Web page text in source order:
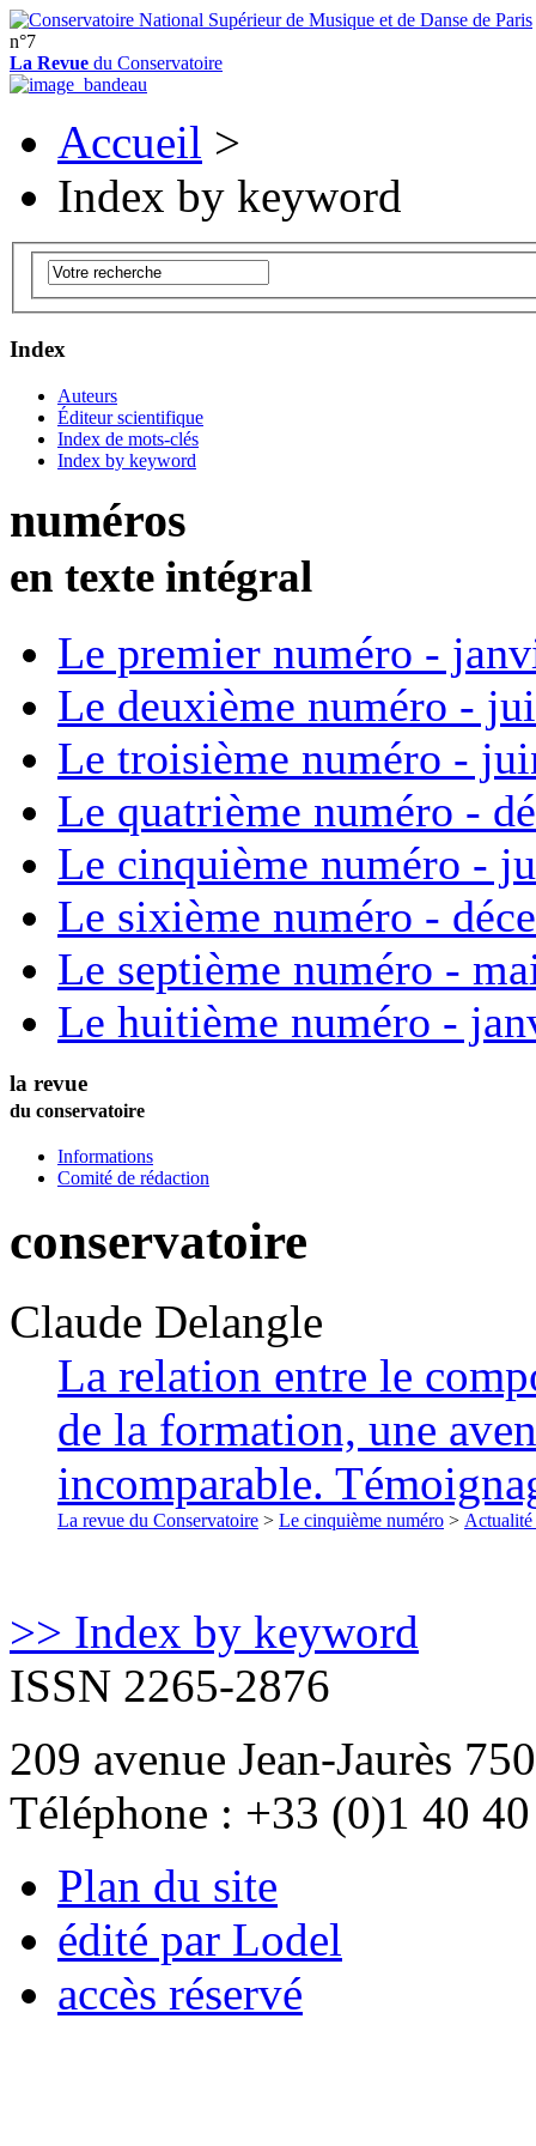
n°7
La Revue du Conservatoire
Accueil >
Index by keyword
Index
Auteurs
Éditeur scientifique
Index de mots-clés
Index by keyword
numéros
en texte intégral
Le premier numéro -
Le deuxième numéro -
Le troisième numéro -
Le quatrième numéro -
Le cinquième numéro -
Le sixième numéro -
Le septième numéro -
Le huitième numéro -
la revue
du conservatoire
Informations
Comité de rédaction
conservatoire
Claude Delangle
La relation entre le
de la formation, une
incomparable.
La revue du Conservatoire > Le cinquième numéro > Actualité
>> Index by keyword
ISSN 2265-2876
209 avenue Jean-Jaurès
Téléphone : +33 (0)1 40
Plan du site
édité par Lodel
accès réservé